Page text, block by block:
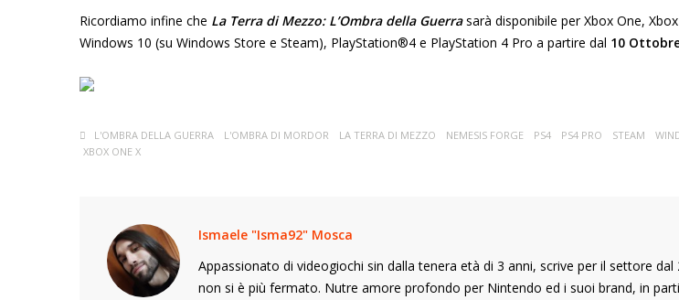
Ricordiamo infine che La Terra di Mezzo: L’Ombra della Guerrasarà disponibile per Xbox One,
Windows 10 (su Windows Store e Steam), PlayStation®4 e PlayStation 4 Pro a partire dal 10
L'OMBRA DELLA GUERRA L'OMBRA DI MORDOR LA TERRA DI MEZZO NEMESIS FORGE PS4 PS4 PRO STEAM
XBOX ONE X
Ismaele "Isma92" Mosca
Appassionato di videogiochi sin dalla tenera età di 3 anni, scrive per il settore dal
non si è più fermato. Nutre amore profondo per Nintendo ed i suoi brand, in